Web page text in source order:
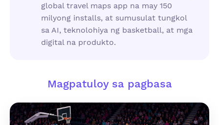
global travel maps app na may 150
milyong installs, at sumusulat tungkol
sa AI, teknolohiya ng basketball, at mga
digital na produkto.
Magpatuloy sa pagbasa